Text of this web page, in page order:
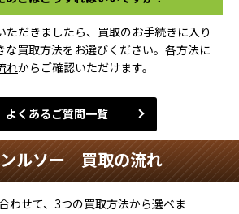
ただきましたら、買取のお手続きに入り
な買取方法をお選びください。各方法に
れからご確認いただけます。
よくあるご質問一覧
ルソー 買取の流れ
わせて、3つの買取方法から選べま